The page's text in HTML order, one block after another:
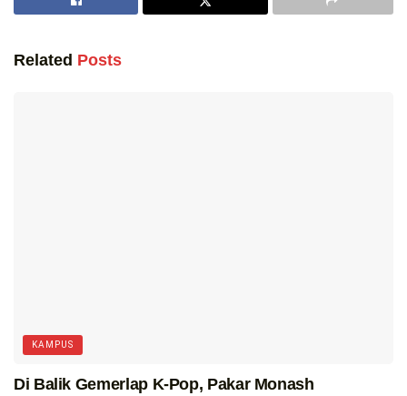
Related Posts
KAMPUS
Di Balik Gemerlap K-Pop, Pakar Monash